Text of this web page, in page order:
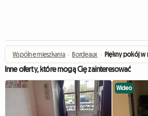
Wspólne mieszkania › Bordeaux › Piękny pokój
Inne oferty, które mogą Cię zainteresować
Wideo